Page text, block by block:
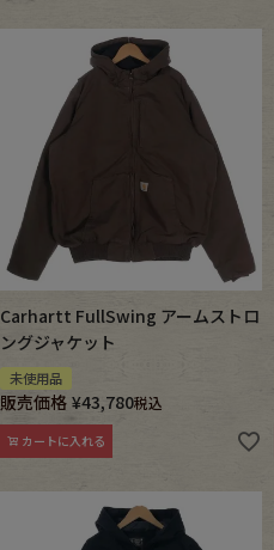
Carhartt FullSwing アームストロ
ングジャケット
未使用品
販売価格 ¥43,780税込
カートに入れる